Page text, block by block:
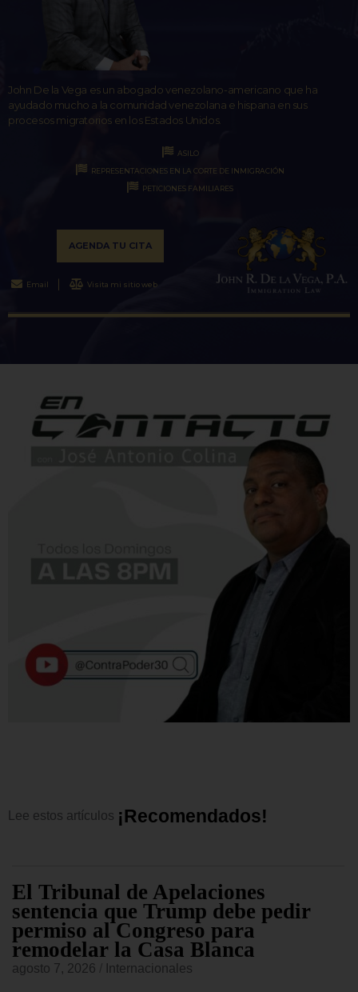
John De la Vega es un abogado venezolano-americano que ha
ayudado mucho a la comunidad venezolana e hispana en sus
procesos migratorios en los Estados Unidos.
ASILO
REPRESENTACIONES EN LA CORTE DE INMIGRACIÓN
PETICIONES FAMILIARES
AGENDA TU CITA
Email Visita mi sitio web
Lee estos artículos ¡Recomendados!
El Tribunal de Apelaciones
sentencia que Trump debe pedir
permiso al Congreso para
remodelar la Casa Blanca
agosto 7, 2026 Internacionales